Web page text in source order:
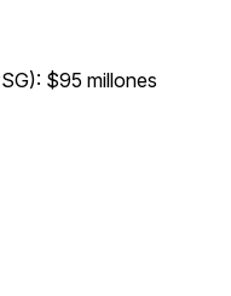
$95 millones